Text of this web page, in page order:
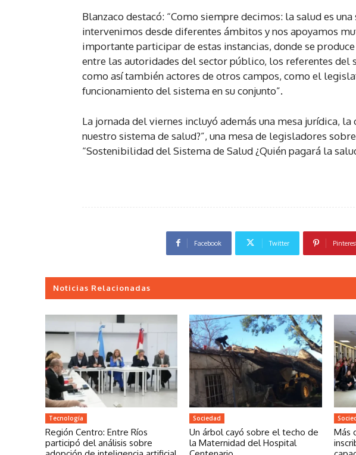
Blanzaco destacó: “Como siempre decimos: la salud es
intervenimos desde diferentes ámbitos y nos apoyamos
importante participar de estas instancias, donde se
entre las autoridades del sector público, los referentes del
como así también actores de otros campos, como el
funcionamiento del sistema en su conjunto”.
La jornada del viernes incluyó además una mesa jurídica, la
nuestro sistema de salud?”, una mesa de legisladores
“Sostenibilidad del Sistema de Salud ¿Quién pagará la
Facebook Twitter
Noticias Relacionadas
Tecnología
Región Centro: Entre Ríos
participó del análisis sobre
Sociedad
Un árbol cayó sobre el techo de
la Maternidad del Hospital
Más